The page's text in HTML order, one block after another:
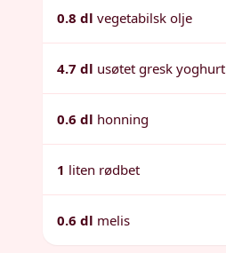
0.8 dl vegetabilsk olje
4.7 dl usøtet gresk yoghurt
0.6 dl honning
1 liten rødbet
0.6 dl melis